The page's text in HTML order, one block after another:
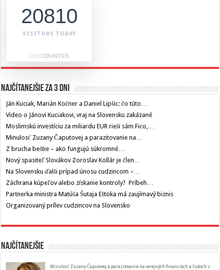
20810
VISITORS TODAY
Najčítanejšie za 3 dni
Ján Kuciak, Marián Kočner a Daniel Lipšic: čo túto…
Video o Jánovi Kuciakovi, vraj na Slovensku zakázané
Moslimskú investíciu za miliardu EUR rieši sám Fico,…
Minulosť Zuzany Čaputovej a parazitovanie na…
Z brucha beštie – ako fungujú súkromné…
Nový spasiteľ Slovákov Zoroslav Kollár je člen…
Na Slovensku ďalši prípad únosu cudzincom –…
Záchrana kúpeľov alebo získanie kontroly? Príbeh…
Partnerka ministra Matúša Šutaja Eštoka má zaujímavý biznis
Organizovaný prílev cudzincov na Slovensko
Najčítanejšie
Minulosť Zuzany Čaputovej a parazitovanie na verejných financiách a ľudoch z